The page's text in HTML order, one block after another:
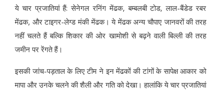
ये चार प्रजातियां हैं: सेनेगल रनिंग मेंढक, बम्बलबी टोड, लाल-बैंडेड रबर
मेंढक, और टाइगर-लेग्ड मंकी मेंढक। ये मेंढक अन्य चौपाए जानवरों की तरह
नहीं चलते हैं बल्कि शिकार की ओर खामोशी से बढ़ने वाली बिल्ली की तरह
जमीन पर रेंगते हैं।
इसकी जांच-पड़ताल के लिए टीम ने इन मेंढकों की टांगों के सापेक्ष आकार को
मापा और उनके चलने की शैली और गति को देखा। हालांकि ये चार प्रजातियां